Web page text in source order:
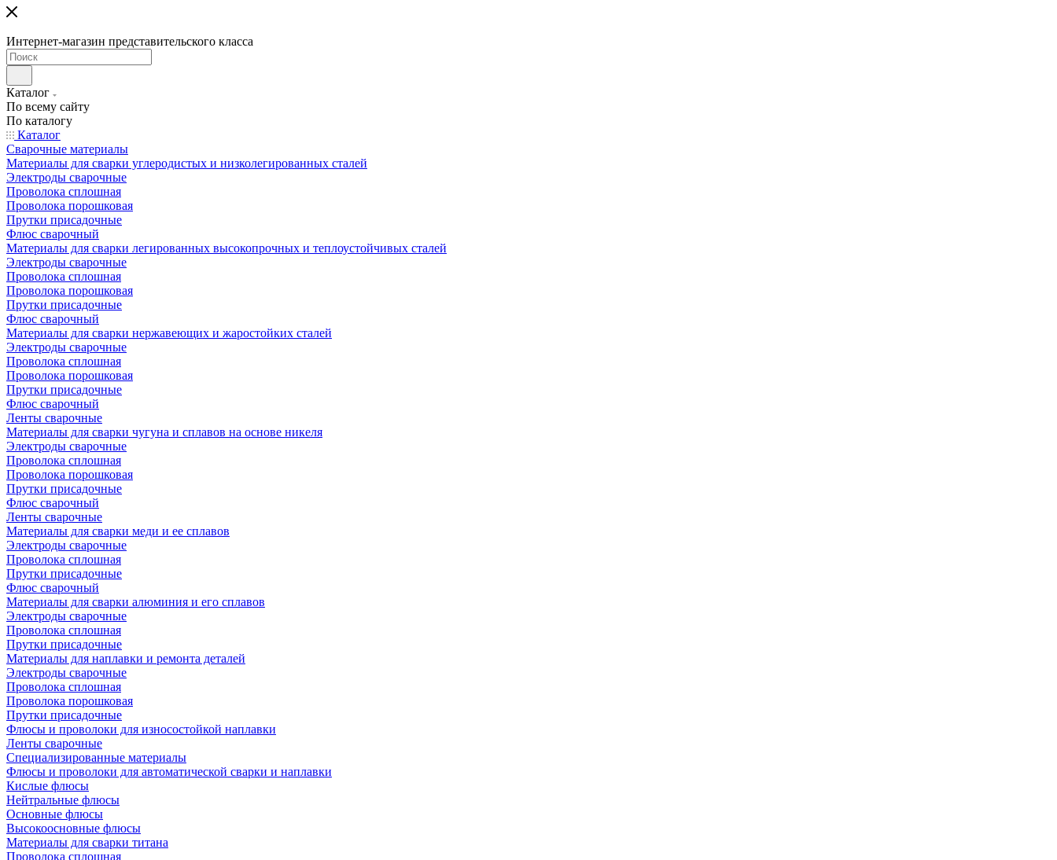
Интернет-магазин представительского класса
Каталог
По всему сайту
По каталогу
Каталог
Сварочные материалы
Материалы для сварки углеродистых и низколегированных сталей
Электроды сварочные
Проволока сплошная
Проволока порошковая
Прутки присадочные
Флюс сварочный
Материалы для сварки легированных высокопрочных и теплоустойчивых сталей
Электроды сварочные
Проволока сплошная
Проволока порошковая
Прутки присадочные
Флюс сварочный
Материалы для сварки нержавеющих и жаростойких сталей
Электроды сварочные
Проволока сплошная
Проволока порошковая
Прутки присадочные
Флюс сварочный
Ленты сварочные
Материалы для сварки чугуна и сплавов на основе никеля
Электроды сварочные
Проволока сплошная
Проволока порошковая
Прутки присадочные
Флюс сварочный
Ленты сварочные
Материалы для сварки меди и ее сплавов
Электроды сварочные
Проволока сплошная
Прутки присадочные
Флюс сварочный
Материалы для сварки алюминия и его сплавов
Электроды сварочные
Проволока сплошная
Прутки присадочные
Материалы для наплавки и ремонта деталей
Электроды сварочные
Проволока сплошная
Проволока порошковая
Прутки присадочные
Флюсы и проволоки для износостойкой наплавки
Ленты сварочные
Специализированные материалы
Флюсы и проволоки для автоматической сварки и наплавки
Кислые флюсы
Нейтральные флюсы
Основные флюсы
Высокоосновные флюсы
Материалы для сварки титана
Проволока сплошная